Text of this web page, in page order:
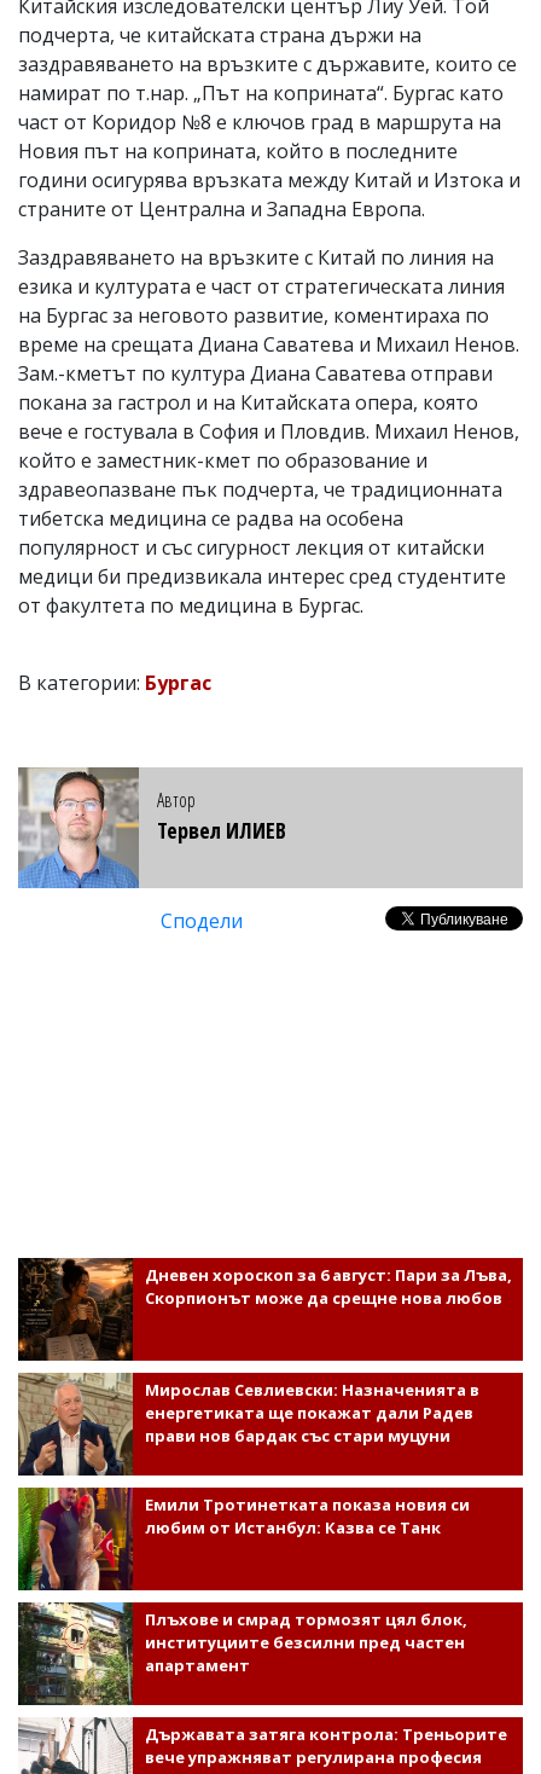
Китайския изследователски център Лиу Уей. Той
подчерта, че китайската страна държи на
заздравяването на връзките с държавите, които се
намират по т.нар. „Път на коприната“. Бургас като
част от Коридор №8 е ключов град в маршрута на
Новия път на коприната, който в последните
години осигурява връзката между Китай и Изтока и
страните от Централна и Западна Европа.
Заздравяването на връзките с Китай по линия на
езика и културата е част от стратегическата линия
на Бургас за неговото развитие, коментираха по
време на срещата Диана Саватева и Михаил Ненов.
Зам.-кметът по култура Диана Саватева отправи
покана за гастрол и на Китайската опера, която
вече е гостувала в София и Пловдив. Михаил Ненов,
който е заместник-кмет по образование и
здравеопазване пък подчерта, че традиционната
тибетска медицина се радва на особена
популярност и със сигурност лекция от китайски
медици би предизвикала интерес сред студентите
от факултета по медицина в Бургас.
В категории: Бургас
Автор
Тервел ИЛИЕВ
Сподели
Дневен хороскоп за 6 август: Пари за Лъва,
Скорпионът може да срещне нова любов
Мирослав Севлиевски: Назначенията в
енергетиката ще покажат дали Радев
прави нов бардак със стари муцуни
Емили Тротинетката показа новия си
любим от Истанбул: Казва се Танк
Плъхове и смрад тормозят цял блок,
институциите безсилни пред частен
апартамент
Държавата затяга контрола: Треньорите
вече упражняват регулирана професия